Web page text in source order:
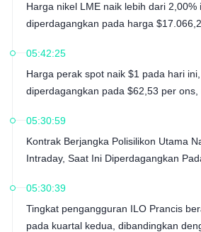
Harga nikel LME naik lebih dari 2,00%
diperdagangkan pada harga
05:42:25
Harga perak spot naik $1 pada hari
diperdagangkan pada $62,53 per ons,
05:30:59
Kontrak Berjangka Polisilikon Utama
Intraday, Saat Ini Diperdagangkan
05:30:39
Tingkat pengangguran ILO Prancis
pada kuartal kedua, dibandingkan